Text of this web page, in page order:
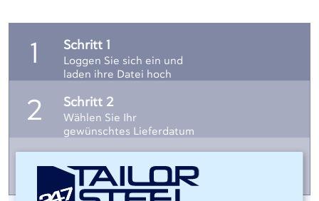
1 Schritt 1
Loggen Sie sich ein und
laden ihre Datei hoch
2 Schritt 2
Wählen Sie Ihr
gewünschtes Lieferdatum
3
Erhalten Sie Ihr Angebot
innerhalb von 1 Minute